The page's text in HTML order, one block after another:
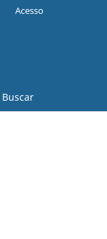
Buscar
Acesso